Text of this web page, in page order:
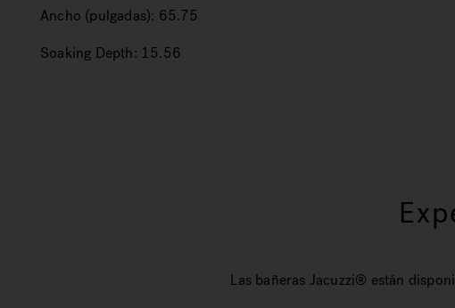
Ancho (pulgadas): 65.75
Soaking Depth: 15.56
Las bañeras Jacuzzi® están